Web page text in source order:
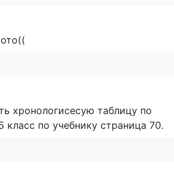
хронологисесую таблицу по
класс по учебнику страница 70.